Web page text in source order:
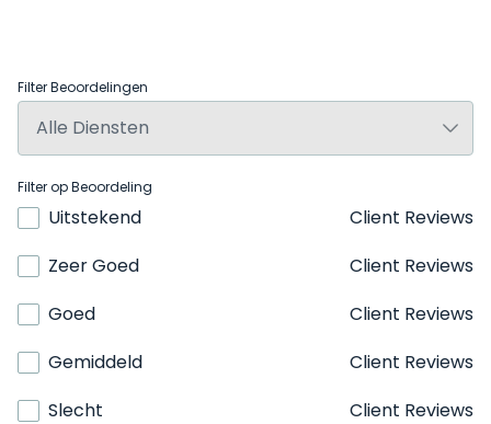
Filter Beoordelingen
Filter op Beoordeling
Uitstekend
Client Reviews
Zeer Goed
Client Reviews
Goed
Client Reviews
Gemiddeld
Client Reviews
Slecht
Client Reviews